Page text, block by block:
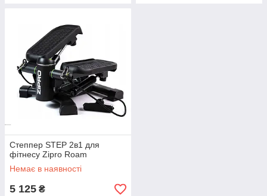
Степпер STEP 2в1 для
фітнесу Zipro Roam
Немає в наявності
5 125 ₴